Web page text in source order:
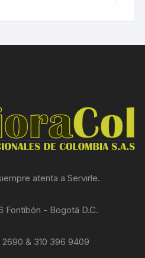
atenta a Servirle.
Fontibón - Bogotá D.C.
2690 & 310 396 9409